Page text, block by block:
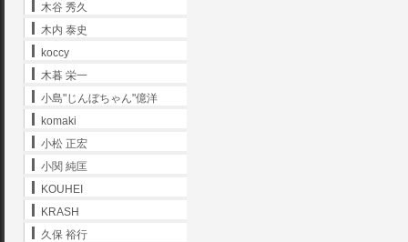
木谷 秀久
木内 泰史
koccy
木暮 栄一
小島"じんぼちゃん"億洋
komaki
小松 正宏
小関 純匡
KOUHEI
KRASH
久保 裕行